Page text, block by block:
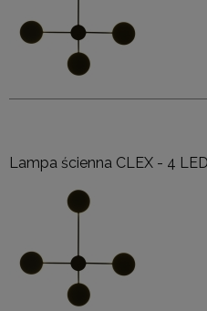
Lampa ścienna CLEX - 4